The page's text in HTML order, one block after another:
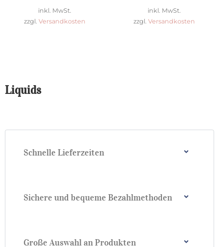
inkl. MwSt.
zzgl. Versandkosten
inkl. MwSt.
zzgl. Versandkosten
Liquids
Schnelle Lieferzeiten
Sichere und bequeme Bezahlmethoden
Große Auswahl an Produkten